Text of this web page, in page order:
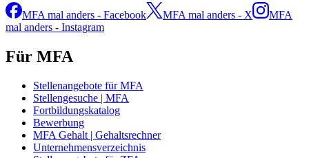
MFA mal anders - Facebook MFA mal anders - X
MFA
mal anders - Instagram
Für MFA
Stellenangebote für MFA
Stellengesuche | MFA
Fortbildungskatalog
Bewerbung
MFA Gehalt | Gehaltsrechner
Unternehmensverzeichnis